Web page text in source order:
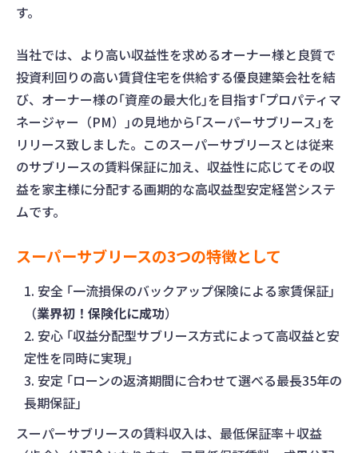
す。
当社では、より高い収益性を求めるオーナー様と良質で
投資利回りの高い賃貸住宅を供給する優良建築会社を結
び、オーナー様の｢資産の最大化｣を目指す｢プロパティマ
ネージャー（PM）｣の見地から｢スーパーサブリース｣を
リリース致しました。このスーパーサブリースとは従来
のサブリースの賃料保証に加え、収益性に応じてその収
益を家主様に分配する画期的な高収益型安定経営システ
ムです。
スーパーサブリースの3つの特徴として
安全 ｢一流損保のバックアップ保険による家賃保証｣
（業界初！保険化に成功）
安心 ｢収益分配型サブリース方式によって高収益と安
定性を同時に実現｣
安定 ｢ローンの返済期間に合わせて選べる最長35年の
長期保証｣
スーパーサブリースの賃料収入は、最低保証率＋収益